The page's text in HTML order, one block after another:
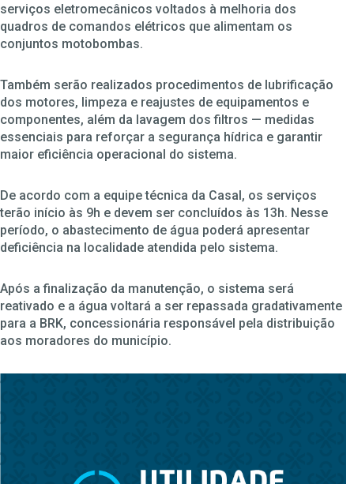
serviços eletromecânicos voltados à melhoria dos
quadros de comandos elétricos que alimentam os
conjuntos motobombas.
Também serão realizados procedimentos de lubrificação
dos motores, limpeza e reajustes de equipamentos e
componentes, além da lavagem dos filtros — medidas
essenciais para reforçar a segurança hídrica e garantir
maior eficiência operacional do sistema.
De acordo com a equipe técnica da Casal, os serviços
terão início às 9h e devem ser concluídos às 13h. Nesse
período, o abastecimento de água poderá apresentar
deficiência na localidade atendida pelo sistema.
Após a finalização da manutenção, o sistema será
reativado e a água voltará a ser repassada gradativamente
para a BRK, concessionária responsável pela distribuição
aos moradores do município.